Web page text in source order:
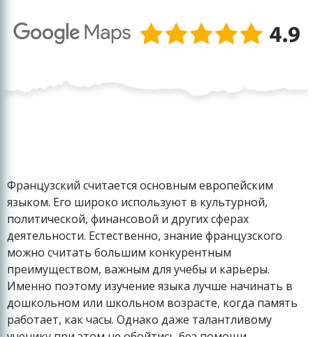
Французский считается основным европейским
языком. Его широко используют в культурной,
политической, финансовой и других сферах
деятельности. Естественно, знание французского
можно считать большим конкурентным
преимуществом, важным для учебы и карьеры.
Именно поэтому изучение языка лучше начинать в
дошкольном или школьном возрасте, когда память
работает, как часы. Однако даже талантливому